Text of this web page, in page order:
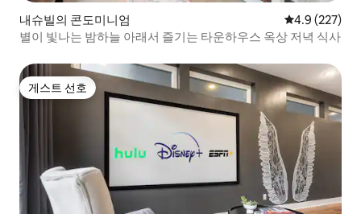
내슈빌의 콘도미니엄 평점 4.9점(5
4.9 (227)
별이 빛나는 밤하늘 아래서 즐기는 타운하우스 옥상 저녁 식사
게스트 선호
게스트 선호